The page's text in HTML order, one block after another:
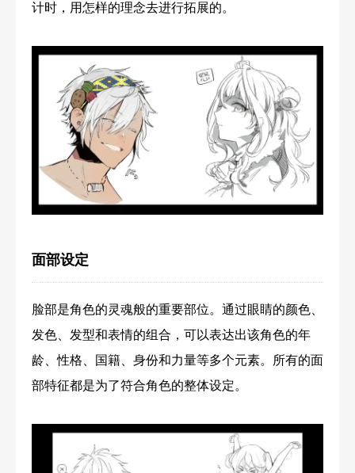
计时，用怎样的理念去进行拓展的。
面部设定
脸部是角色的灵魂般的重要部位。通过眼睛的颜色、
发色、发型和表情的组合，可以表达出该角色的年
龄、性格、国籍、身份和力量等多个元素。所有的面
部特征都是为了符合角色的整体设定。